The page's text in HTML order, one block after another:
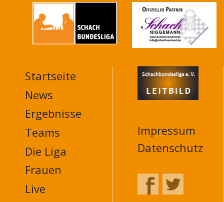
MAIN
NAVIGATION
FOOTER
Startseite
News
Ergebnisse
Teams
Die Liga
Frauen
Live
Impressum
Datenschutz